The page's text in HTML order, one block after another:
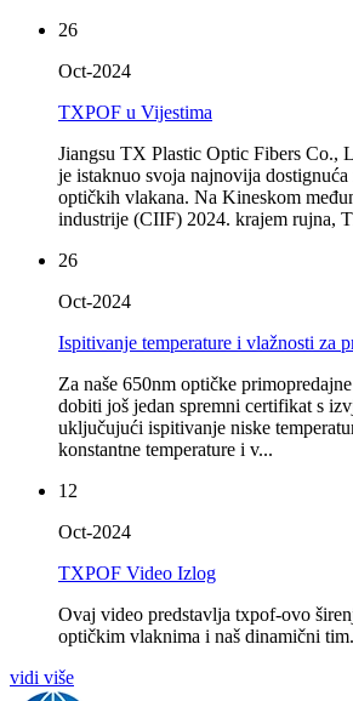
26
Oct-2024
TXPOF u Vijestima
Jiangsu TX Plastic Optic Fibers Co.,
je istaknuo svoja najnovija
optičkih vlakana. Na Kineskom
industrije (CIIF) 2024. krajem rujna,
26
Oct-2024
Ispitivanje temperature i vlažnosti za
Za naše 650nm optičke
dobiti još jedan spremni certifikat s
uključujući ispitivanje niske
konstantne temperature i v...
12
Oct-2024
TXPOF Video Izlog
Ovaj video predstavlja txpof-ovo
optičkim vlaknima i naš dinamični tim.
vidi više